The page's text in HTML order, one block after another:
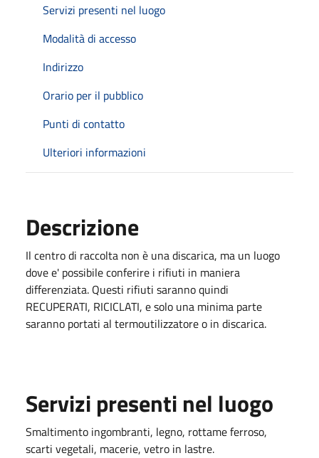
Servizi presenti nel luogo
Modalità di accesso
Indirizzo
Orario per il pubblico
Punti di contatto
Ulteriori informazioni
Descrizione
Il centro di raccolta non è una discarica, ma un luogo
dove e' possibile conferire i rifiuti in maniera
differenziata. Questi rifiuti saranno quindi
RECUPERATI, RICICLATI, e solo una minima parte
saranno portati al termoutilizzatore o in discarica.
Servizi presenti nel luogo
Smaltimento ingombranti, legno, rottame ferroso,
scarti vegetali, macerie, vetro in lastre.